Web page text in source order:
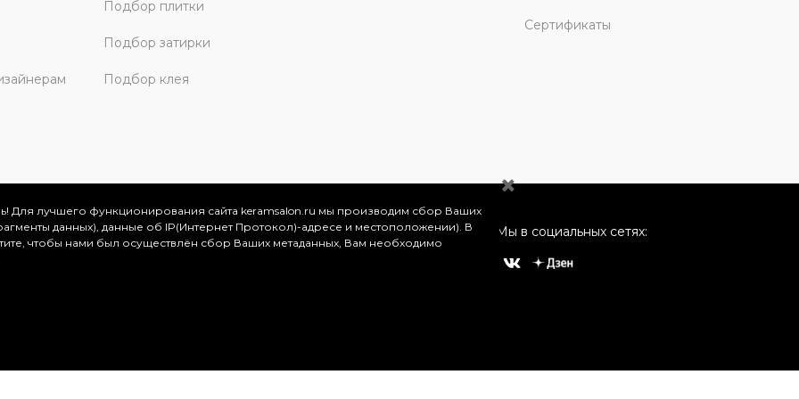
Подбор плитки
Подбор затирки
Подбор клея
Сертификаты
и Московской области, 2026
представлена на сайте в ознакомительных целях и ни
определяемой положениями Статьи 437 (2) Гражданского
Мы в социальных сетях:
Для лучшего функционирования сайта keramsalon.ru мы производим сбор Ваших
данных), данные об IP(Интернет Протокол)-адресе и местоположении). В
чтобы нами был осуществлён сбор Ваших метаданных, Вам необходимо